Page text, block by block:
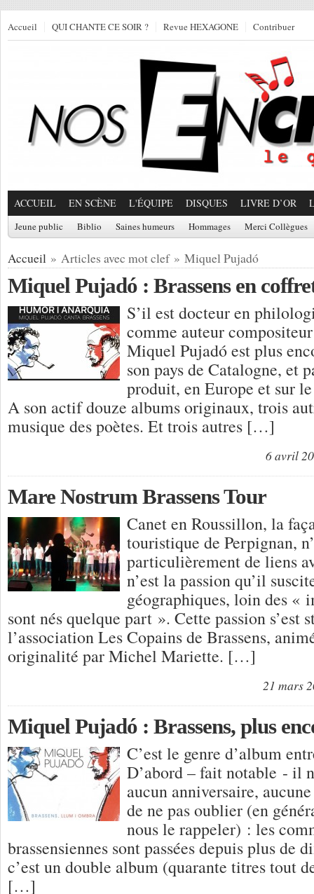
Accueil QUI CHANTE CE SOIR ? Revue HEXAGONE Contribuer
ACCUEIL EN SCÈNE L'ÉQUIPE DISQUES LIVRE D’OR
Jeune public Biblio Saines humeurs Hommages Merci Collègues
Accueil » Articles avec mot clef » Miquel Pujadó
Miquel Pujadó : Brassens en
S’il est docteur en
comme auteur
Miquel Pujadó est plus
son pays de Catalogne, et
produit, en Europe et sur
A son actif douze albums originaux, trois
musique des poètes. Et trois autres […]
6 avril
Mare Nostrum Brassens Tour
Canet en Roussillon, la
touristique de Perpignan,
particulièrement de liens
n’est la passion qu’il
géographiques, loin des «
sont nés quelque part ». Cette passion s’est
l’association Les Copains de Brassens,
originalité par Michel Mariette. […]
21 mars
Miquel Pujadó : Brassens, plus
C’est le genre d’album
D’abord – fait notable - il
aucun anniversaire,
de ne pas oublier (en
nous le rappeler) : les
brassensiennes sont passées depuis plus de
c’est un double album (quarante titres tout
[…]